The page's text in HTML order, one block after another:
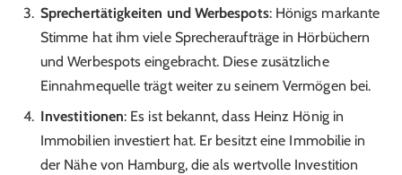
Sprechertätigkeiten und Werbespots: Hönigs markante
Stimme hat ihm viele Sprecheraufträge in Hörbüchern
und Werbespots eingebracht. Diese zusätzliche
Einnahmequelle trägt weiter zu seinem Vermögen bei.
Investitionen: Es ist bekannt, dass Heinz Hönig in
Immobilien investiert hat. Er besitzt eine Immobilie in
der Nähe von Hamburg, die als wertvolle Investition